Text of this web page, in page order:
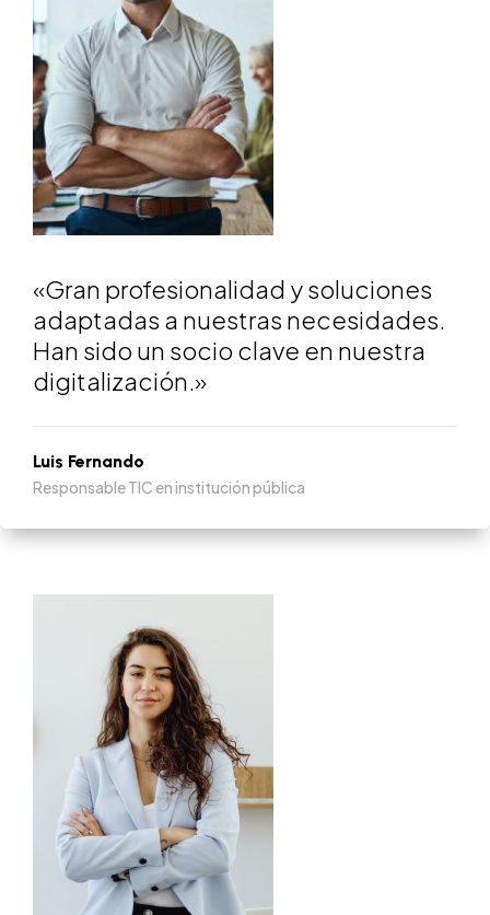
«Gran profesionalidad y soluciones
adaptadas a nuestras necesidades.
Han sido un socio clave en nuestra
digitalización.»
Luis Fernando
Responsable TIC en institución pública